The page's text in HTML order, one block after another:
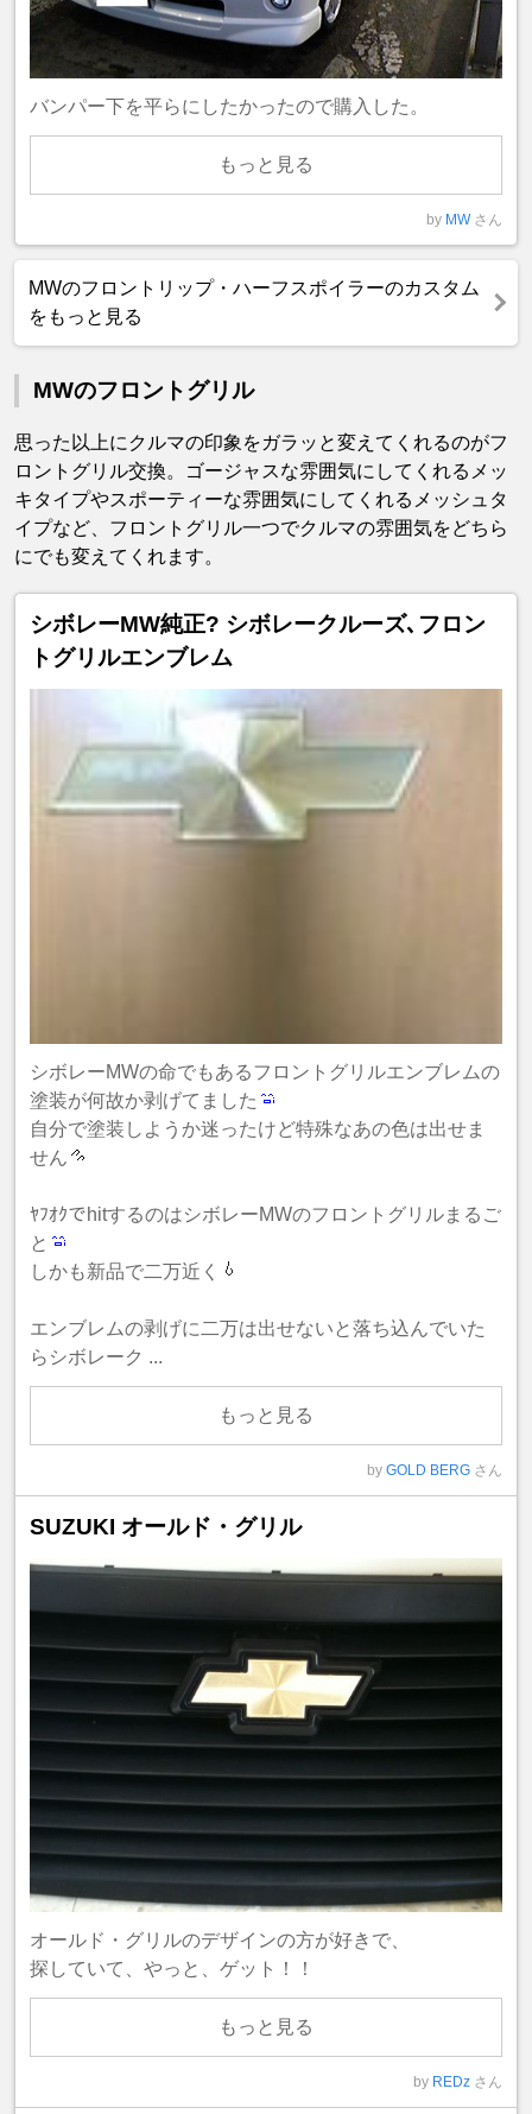
バンパー下を平らにしたかったので購入した。
もっと見る
by MW さん
MWのフロントリップ・ハーフスポイラーのカスタム
をもっと見る
MWのフロントグリル
思った以上にクルマの印象をガラッと変えてくれるのがフ
ロントグリル交換。ゴージャスな雰囲気にしてくれるメッ
キタイプやスポーティーな雰囲気にしてくれるメッシュタ
イプなど、フロントグリル一つでクルマの雰囲気をどちら
にでも変えてくれます。
シボレーMW純正? シボレークルーズ､フロン
トグリルエンブレム
シボレーMWの命でもあるフロントグリルエンブレムの
塗装が何故か剥げてました
自分で塗装しようか迷ったけど特殊なあの色は出せま
せん
ﾔﾌｵｸでhitするのはシボレーMWのフロントグリルまるご
と
しかも新品で二万近く
エンブレムの剥げに二万は出せないと落ち込んでいた
らシボレーク ...
もっと見る
by GOLD BERG さん
SUZUKI オールド・グリル
オールド・グリルのデザインの方が好きで、
探していて、やっと、ゲット！！
もっと見る
by REDz さん